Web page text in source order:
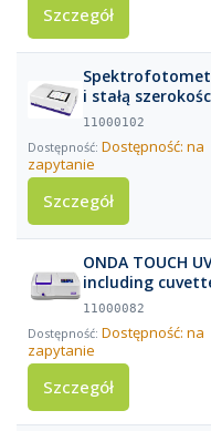
Szczegół
i stałą
11000102
Dostępność: na
zapytanie
Szczegół
ONDA TOUCH
including
cuvettes and
11000082
Dostępność: na
zapytanie
Szczegół